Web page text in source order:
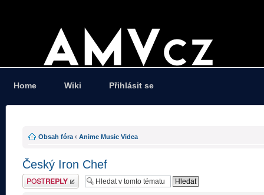
Home Wiki Přihlásit se
Obsah fóra ‹ Anime Music Videa
Český Iron Chef
Odeslat odpověď